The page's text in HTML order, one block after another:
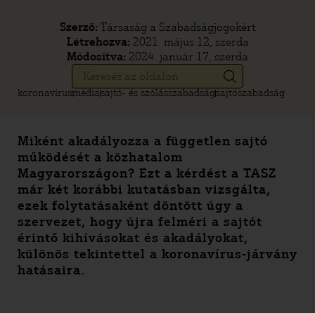
Szerző: Társaság a Szabadságjogokért
Létrehozva: 2021. május 12, szerda
Módosítva: 2024. január 17, szerda
koronavírusmédiasajtó- és szólásszabadságsajtószabadság
Miként akadályozza a független sajtó
működését a közhatalom
Magyarországon? Ezt a kérdést a TASZ
már két korábbi kutatásban vizsgálta,
ezek folytatásaként döntött úgy a
szervezet, hogy újra felméri a sajtót
érintő kihívásokat és akadályokat,
különös tekintettel a koronavírus-járvány
hatásaira.